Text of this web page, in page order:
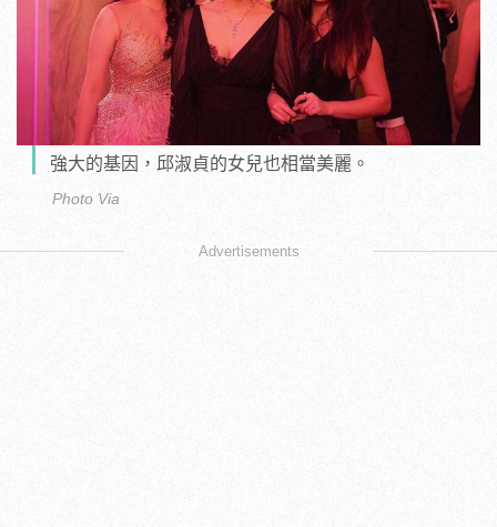
強大的基因，邱淑貞的女兒也相當美麗。
Photo Via
Advertisements